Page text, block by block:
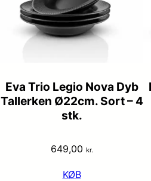
Eva Trio Legio Nova Dyb
Tallerken Ø22cm. Sort – 4
stk.
649,00 kr.
KØB